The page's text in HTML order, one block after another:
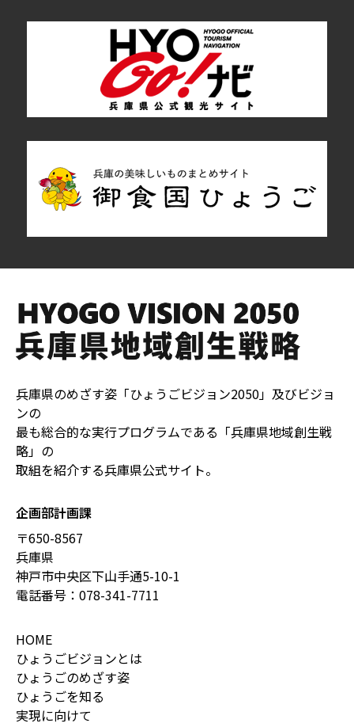
兵庫県のめざす姿「ひょうごビジョン2050」及びビジョ
ンの
最も総合的な実行プログラムである「兵庫県地域創生戦
略」の
取組を紹介する兵庫県公式サイト。
企画部計画課
〒650-8567
兵庫県
神戸市中央区下山手通5-10-1
電話番号： 078-341-7711
HOME
ひょうごビジョンとは
ひょうごのめざす姿
ひょうごを知る
実現に向けて